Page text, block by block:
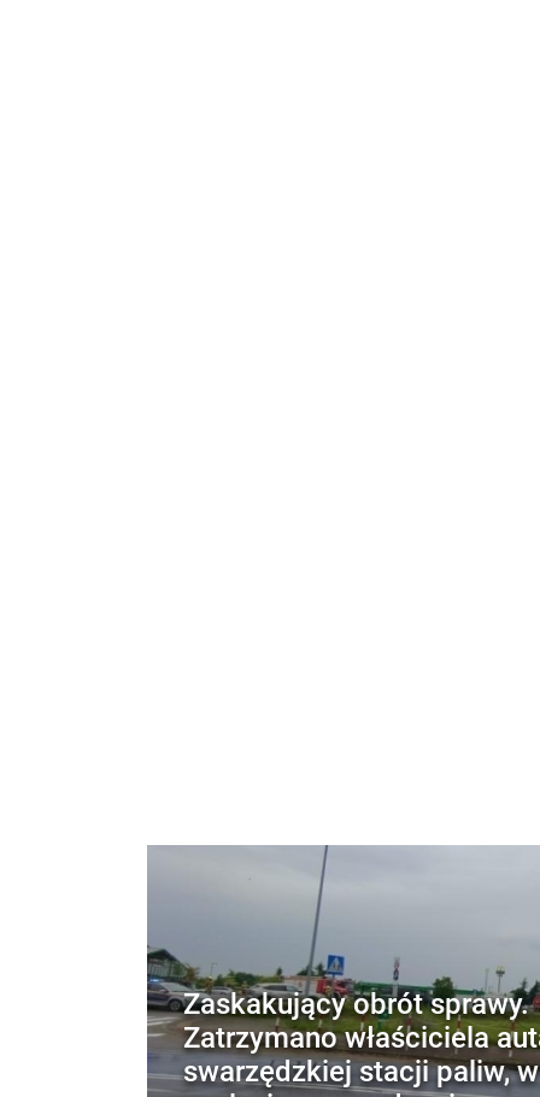
Zaskakujący obrót sprawy.
Zatrzymano właściciela
swarzędzkiej stacji paliw,